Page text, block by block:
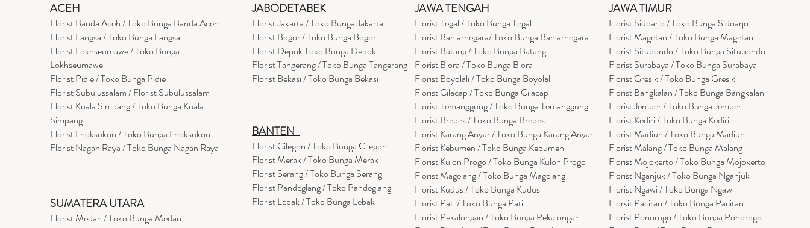
ACEH
Florist Banda Aceh / Toko Bunga Banda Aceh
Florist Langsa / Toko Bunga Langsa
Florist Lokhseumawe / Toko Bunga
Lokhseumawe
Florist Pidie / Toko Bunga Pidie
Florist Subulussalam / Florist Subulussalam
Florist Kuala Simpang / Toko Bunga Kuala
Simpang
Florist Lhoksukon / Toko Bunga Lhoksukon
Florist Nagan Raya / Toko Bunga Nagan Raya
SUMATERA UTARA
Florist Medan / Toko Bunga Medan
JABODETABEK
Florist Jakarta / Toko Bunga Jakarta
Florist Bogor / Toko Bunga Bogor
Florist Depok Toko Bunga Depok
Florist Tangerang / Toko Bunga Tangerang
Florist Bekasi / Toko Bunga Bekasi
BANTEN
Florist Cilegon / Toko Bunga Cilegon
Florist Merak / Toko Bunga Merak
Florist Serang / Toko Bunga Serang
Florist Pandeglang / Toko Pandeglang
Florist Lebak / Toko Bunga Lebak
JAWA TENGAH
Florist Tegal / Toko Bunga Tegal
Florist Banjarnegara/ Toko Bunga Banjarnegara
Florist Batang / Toko Bunga Batang
Florist Blora / Toko Bunga Blora
Florist Boyolali / Toko Bunga Boyolali
Florist Cilacap / Toko Bunga Cilacap
Florist Temanggung / Toko Bunga Temanggung
Florist Brebes / Toko Bunga Brebes
Florist Karang Anyar / Toko Bunga Karang Anyar
Florist Kebumen / Toko Bunga Kebumen
Florist Kulon Progo / Toko Bunga Kulon Progo
Florist Magelang / Toko Bunga Magelang
Florist Kudus / Toko Bunga Kudus
Florist Pati / Toko Bunga Pati
Florist Pekalongan / Toko Bunga Pekalongan
JAWA TIMUR
Florist Sidoarjo / Toko Bunga Sidoarjo
Florist Magetan / Toko Bunga Magetan
Florist Situbondo / Toko Bunga Situbondo
Florist Surabaya / Toko Bunga Surabaya
Florist Gresik / Toko Bunga Gresik
FloristBangkalan / Toko Bunga Bangkalan
Florist Jember / Toko Bunga Jember
Florist Kediri / Toko Bunga Kediri
Florist Madiun / Toko Bunga Madiun
Florist Malang / Toko Bunga Malang
Florist Mojokerto / Toko Bunga Mojokerto
Florist Nganjuk / Toko Bunga Nganjuk
Florist Ngawi /Toko Bunga Ngawi
Florsit Pacitan / Toko Bunga Pacitan
Florist Ponorogo / Toko Bunga Ponorogo